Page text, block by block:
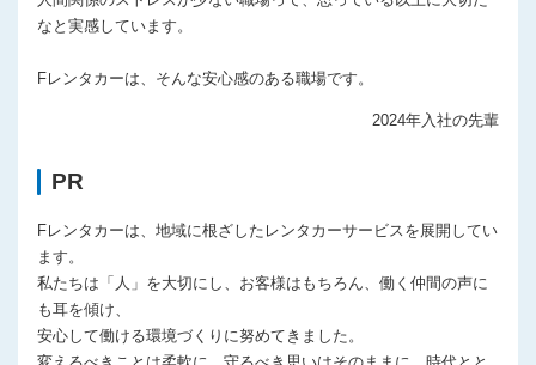
なと実感しています。
Fレンタカーは、そんな安心感のある職場です。
2024年入社の先輩
PR
Fレンタカーは、地域に根ざしたレンタカーサービスを展開してい
ます。
私たちは「人」を大切にし、お客様はもちろん、働く仲間の声に
も耳を傾け、
安心して働ける環境づくりに努めてきました。